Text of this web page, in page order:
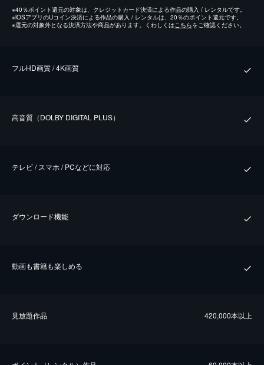
※40％ポイント還元の対象は、クレジットカード決済による作品の購入 / レンタルです。
※iOSアプリのUコイン決済による作品の購入 / レンタルは、20％のポイント還元です。
※還元の対象外となる決済方法や商品があります。くわしくはこちらをご確認ください。
フルHD画質 / 4K画質
⾼⾳質（DOLBY DIGITAL PLUS）
テレビ / スマホ / PCなどに対応
ダウンロード機能
動画も書籍も楽しめる
⾒放題作品 420,000本以上